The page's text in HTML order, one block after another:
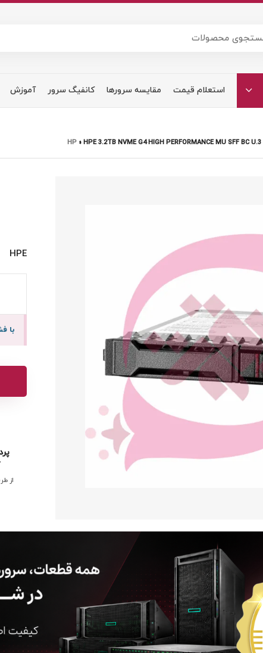
استعلام قیمت مقایسه سرورها کانفیگ سرور آموزش
»HPE 3.2TB NVME G4 HIGH PERFORMANCE MU SFF BC
HPE
با
از